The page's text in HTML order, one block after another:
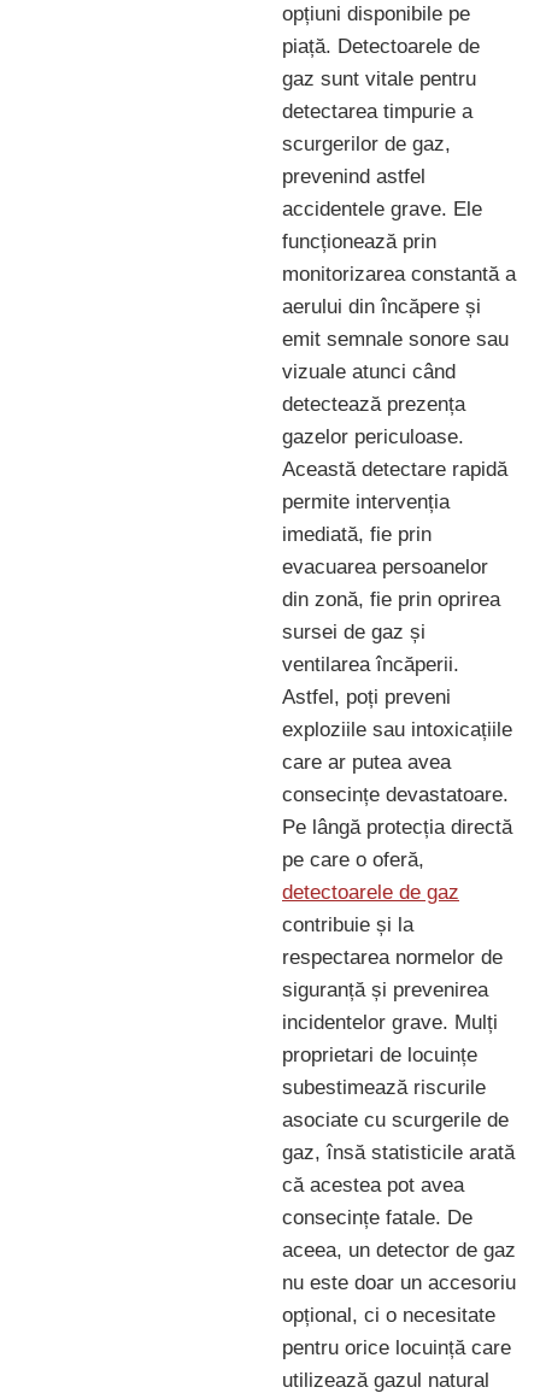
opțiuni disponibile pe
piață. Detectoarele de
gaz sunt vitale pentru
detectarea timpurie a
scurgerilor de gaz,
prevenind astfel
accidentele grave. Ele
funcționează prin
monitorizarea constantă a
aerului din încăpere și
emit semnale sonore sau
vizuale atunci când
detectează prezența
gazelor periculoase.
Această detectare rapidă
permite intervenția
imediată, fie prin
evacuarea persoanelor
din zonă, fie prin oprirea
sursei de gaz și
ventilarea încăperii.
Astfel, poți preveni
exploziile sau intoxicațiile
care ar putea avea
consecințe devastatoare.
Pe lângă protecția directă
pe care o oferă,
detectoarele de gaz
contribuie și la
respectarea normelor de
siguranță și prevenirea
incidentelor grave. Mulți
proprietari de locuințe
subestimează riscurile
asociate cu scurgerile de
gaz, însă statisticile arată
că acestea pot avea
consecințe fatale. De
aceea, un detector de gaz
nu este doar un accesoriu
opțional, ci o necesitate
pentru orice locuință care
utilizează gazul natural